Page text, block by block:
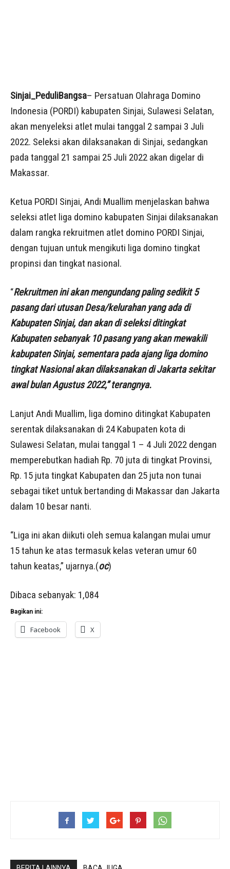
Sinjai_PeduliBangsa– Persatuan Olahraga Domino
Indonesia (PORDI) kabupaten Sinjai, Sulawesi Selatan,
akan menyeleksi atlet mulai tanggal 2 sampai 3 Juli
2022. Seleksi akan dilaksanakan di Sinjai, sedangkan
pada tanggal 21 sampai 25 Juli 2022 akan digelar di
Makassar.
Ketua PORDI Sinjai, Andi Muallim menjelaskan bahwa
seleksi atlet liga domino kabupaten Sinjai dilaksanakan
dalam rangka rekruitmen atlet domino PORDI Sinjai,
dengan tujuan untuk mengikuti liga domino tingkat
propinsi dan tingkat nasional.
“Rekruitmen ini akan mengundang paling sedikit 5
pasang dari utusan Desa/kelurahan yang ada di
Kabupaten Sinjai, dan akan di seleksi ditingkat
Kabupaten sebanyak 10 pasang yang akan mewakili
kabupaten Sinjai, sementara pada ajang liga domino
tingkat Nasional akan dilaksanakan di Jakarta sekitar
awal bulan Agustus 2022,” terangnya.
Lanjut Andi Muallim, liga domino ditingkat Kabupaten
serentak dilaksanakan di 24 Kabupaten kota di
Sulawesi Selatan, mulai tanggal 1 – 4 Juli 2022 dengan
memperebutkan hadiah Rp. 70 juta di tingkat Provinsi,
Rp. 15 juta tingkat Kabupaten dan 25 juta non tunai
sebagai tiket untuk bertanding di Makassar dan Jakarta
dalam 10 besar nanti.
“Liga ini akan diikuti oleh semua kalangan mulai umur
15 tahun ke atas termasuk kelas veteran umur 60
tahun keatas,” ujarnya.(oc)
Dibaca sebanyak: 1,084
Bagikan ini:
Facebook X